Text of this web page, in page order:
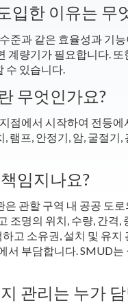
입한 이유는 무
준과 같은 효율성과 기
계량기가 필요합니다.
수 있습니다.
무엇인가요?
점에서 시작하여 전등
램프, 안정기, 암, 굴절
임지나요?
은 관할 구역 내 공공 도
조명의 위치, 수량, 간격
고 소유권, 설치 및 유
서 부담합니다. SMUD
관리는 누가